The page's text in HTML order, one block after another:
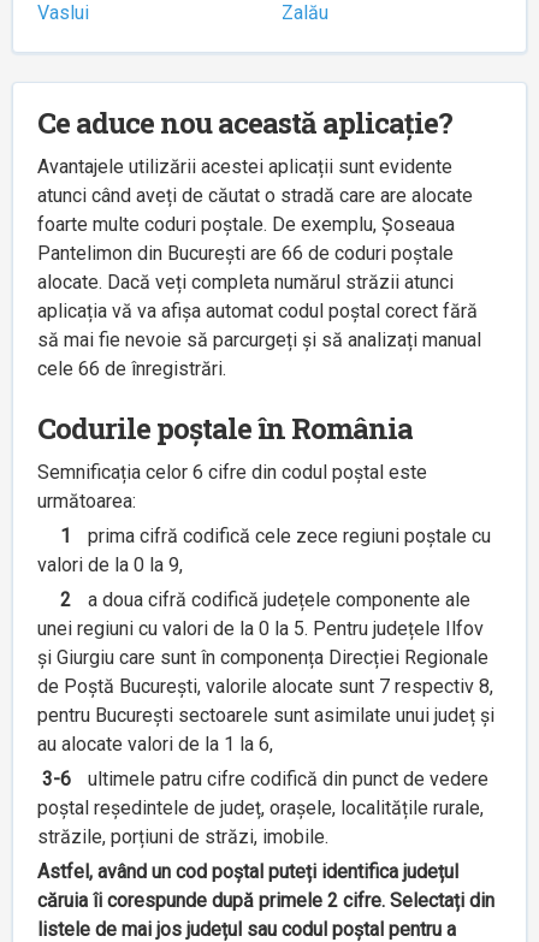
Vaslui
Zalău
Ce aduce nou această aplicație?
Avantajele utilizării acestei aplicații sunt evidente
atunci când aveți de căutat o stradă care are alocate
foarte multe coduri poștale. De exemplu, Șoseaua
Pantelimon din București are 66 de coduri poștale
alocate. Dacă veți completa numărul străzii atunci
aplicația vă va afișa automat codul poștal corect fără
să mai fie nevoie să parcurgeți și să analizați manual
cele 66 de înregistrări.
Codurile poștale în România
Semnificația celor 6 cifre din codul poștal este
următoarea:
1
prima cifră codifică cele zece regiuni poștale cu
valori de la 0 la 9,
2
a doua cifră codifică județele componente ale
unei regiuni cu valori de la 0 la 5. Pentru județele Ilfov
și Giurgiu care sunt în componența Direcției Regionale
de Poștă București, valorile alocate sunt 7 respectiv 8,
pentru București sectoarele sunt asimilate unui județ și
au alocate valori de la 1 la 6,
3-6
ultimele patru cifre codifică din punct de vedere
poștal reședintele de județ, orașele, localitățile rurale,
străzile, porțiuni de străzi, imobile.
Astfel, având un cod poștal puteți identifica județul
căruia îi corespunde după primele 2 cifre. Selectați din
listele de mai jos județul sau codul poștal pentru a